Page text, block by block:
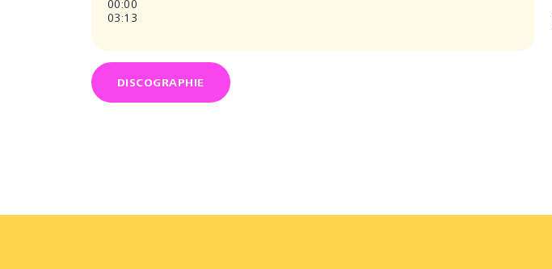
00:00
03:13
DISCOGRAPHIE